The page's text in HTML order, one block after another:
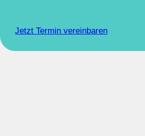
Jetzt Termin vereinbaren